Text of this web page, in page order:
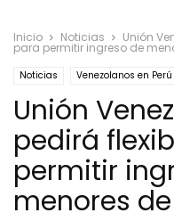
Inicio Noticias Unión
para permitir ingreso de
Noticias Venezolanos en Perú
Unión
pedirá
permitir
menores